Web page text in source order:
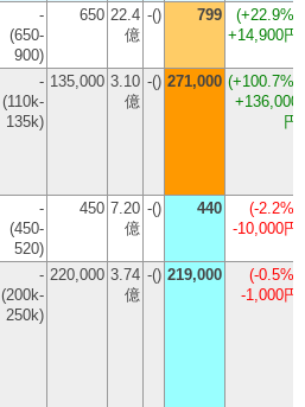
-
(650-
900)
650 22.4
億
-() 799 (+22.9%
+14,900円
-
(110k-
135k)
135,000 3.10
億
-() 271,000 (+100.7%
+136,000
円
-
(450-
520)
450 7.20
億
-() 440 (-2.2%
-10,000円
-
(200k-
250k)
220,000 3.74
億
-() 219,000 (-0.5%
-1,000円